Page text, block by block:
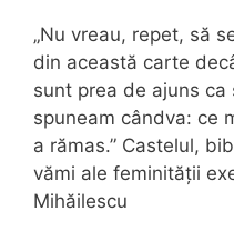
„Nu vreau, repet, să
din această carte
sunt prea de ajuns ca
spuneam cândva: ce
a rămas.” Castelul,
vămi ale feminității
Mihăilescu